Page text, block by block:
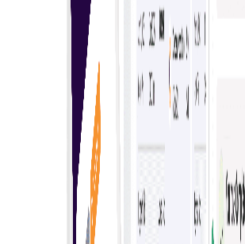
נתוני הצעות מאוחדים
שקיפות ומעודד תחרות—למחירים טובים
יותר ולהקצאת משאבים יעילה.